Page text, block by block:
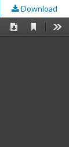
Download